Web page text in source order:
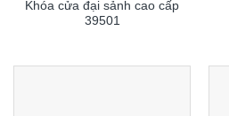
Khóa cửa đại sảnh cao cấp
39501